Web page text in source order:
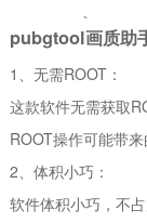
pubgtool画质助
1、无需ROOT：
这款软件无需获取
ROOT操作可能带来
2、体积小巧：
软件体积小巧，不